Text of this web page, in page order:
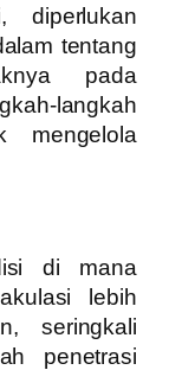
diperlukan
tentang
pada
langkah
mengelola
di mana
lebih
seringkali
penetrasi